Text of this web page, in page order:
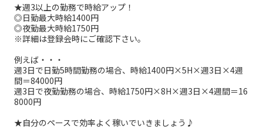
★週3以上の勤務で時給アップ！
◎日勤最大時給1400円
◎夜勤最大時給1750円
※詳細は登録会時にご確認下さい。
例えば・・・
週3日で日勤5時間勤務の場合、時給1400円×5H×週3日×4週
間＝84000円
週3日で夜勤勤務の場合、時給1750円×8H×週3日×4週間＝16
8000円
★自分のペースで効率よく稼いでいきましょう♪